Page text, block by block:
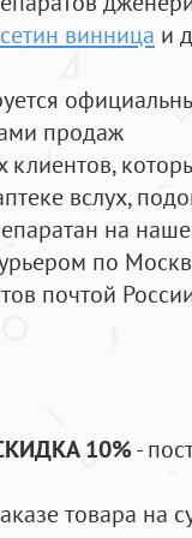
винница и
продаж
клиентов,
вслух,
на
по
почтой
10%-
товара на